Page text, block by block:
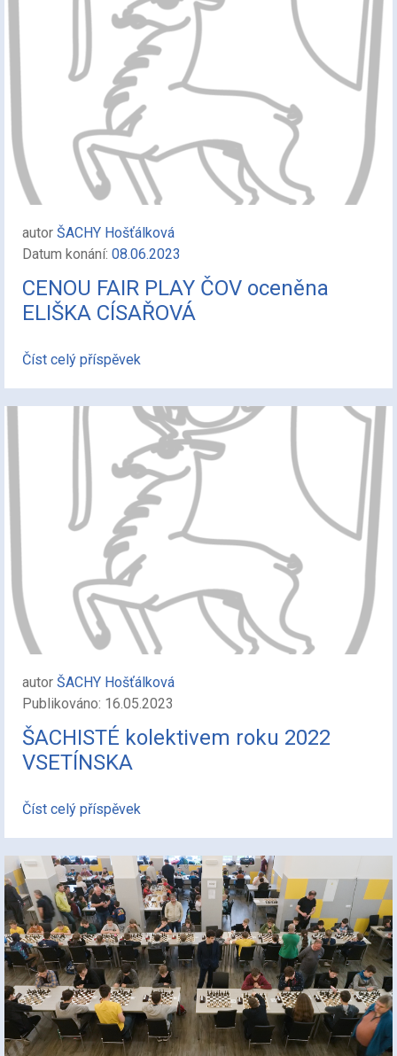
autor ŠACHY Hošťálková
Datum konání: 08.06.2023
CENOU FAIR PLAY ČOV oceněna
ELIŠKA CÍSAŘOVÁ
Číst celý příspěvek
autor ŠACHY Hošťálková
Publikováno: 16.05.2023
ŠACHISTÉ kolektivem roku 2022
VSETÍNSKA
Číst celý příspěvek